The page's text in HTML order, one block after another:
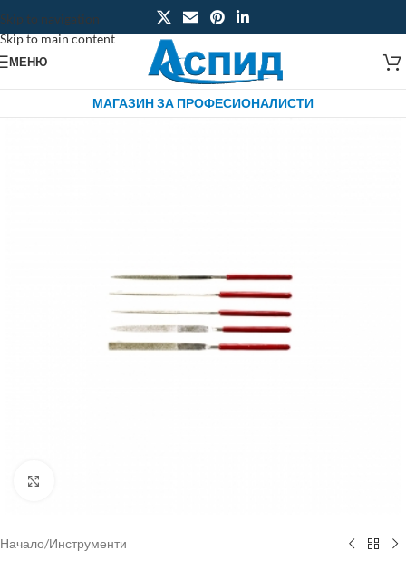
Skip to navigation
Skip to main content
МЕНЮ
МАГАЗИН ЗА ПРОФЕСИОНАЛИСТИ
Начало/Инструменти